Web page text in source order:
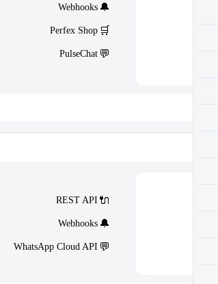
🔔
Webhooks
🛒
Perfex Shop
💬
PulseChat
🔌
REST API
🔔
Webhooks
💬
WhatsApp Cloud API